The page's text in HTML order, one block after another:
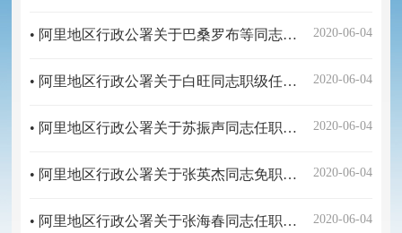
2020-06-04
• 阿里地区行政公署关于巴桑罗布等同志正式任职的通知
2020-06-04
• 阿里地区行政公署关于白旺同志职级任免的通知
2020-06-04
• 阿里地区行政公署关于苏振声同志任职的通知
2020-06-04
• 阿里地区行政公署关于张英杰同志免职的通知
2020-06-04
• 阿里地区行政公署关于张海春同志任职的通知